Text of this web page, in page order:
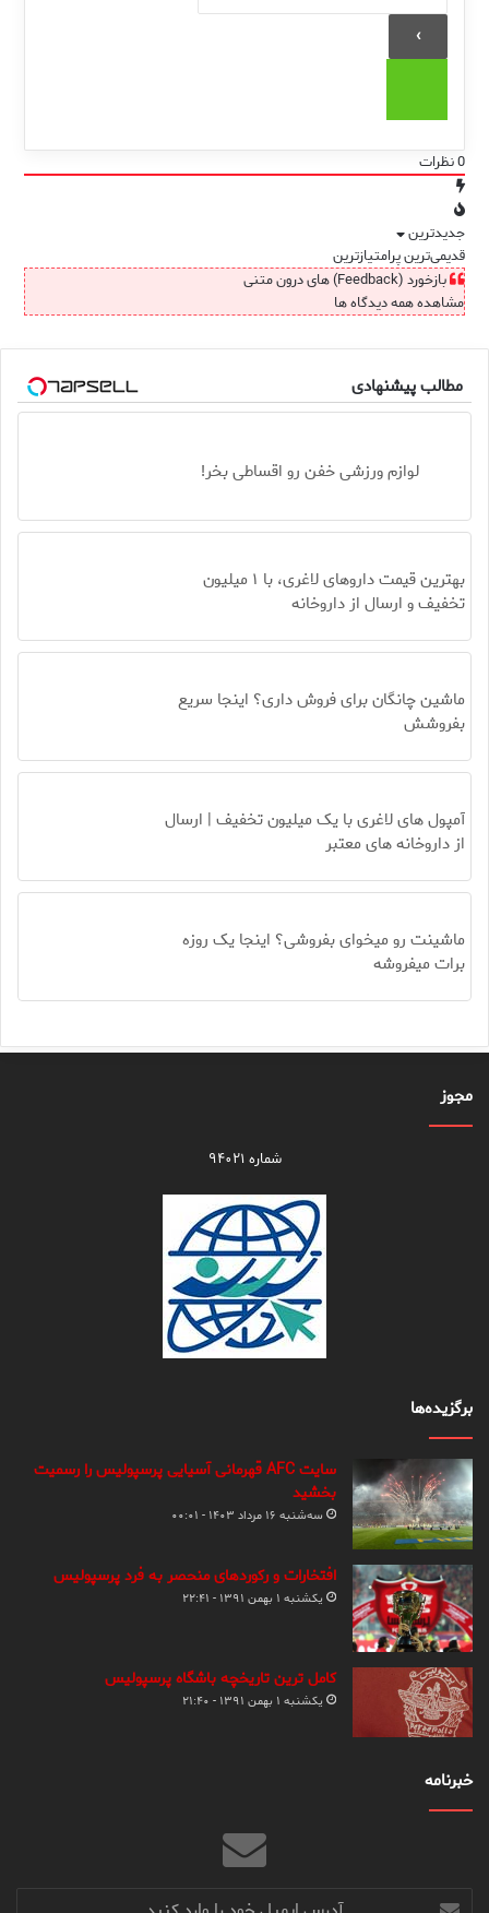
0نظرات
جدیدترین
قدیمی‌ترینپرامتیازترین
بازخورد (Feedback) های درون متنی
مشاهده همه دیدگاه ها
مطالب پیشنهادی
لوازم ورزشی خفن رو اقساطی بخر!
بهترین قیمت داروهای لاغری، با ۱ میلیون
تخفیف و ارسال از داروخانه‌
ماشین چانگان برای فروش داری؟ اینجا سریع
بفروشش
آمپول های لاغری با یک میلیون تخفیف | ارسال
از داروخانه های معتبر
ماشینت رو میخوای بفروشی؟ اینجا یک روزه
برات میفروشه
مجوز
شماره ۹۴۰۲۱
برگزیده‌ها
سایت AFC قهرمانی آسیایی پرسپولیس را رسمیت
بخشید
سه‌شنبه ۱۶ مرداد ۱۴۰۳ - ۰۰:۰۱
افتخارات و رکوردهای منحصر به فرد پرسپولیس
یکشنبه ۱ بهمن ۱۳۹۱ - ۲۲:۴۱
کامل ترین تاریخچه باشگاه پرسپولیس
یکشنبه ۱ بهمن ۱۳۹۱ - ۲۱:۴۰
خبرنامه
آدرس